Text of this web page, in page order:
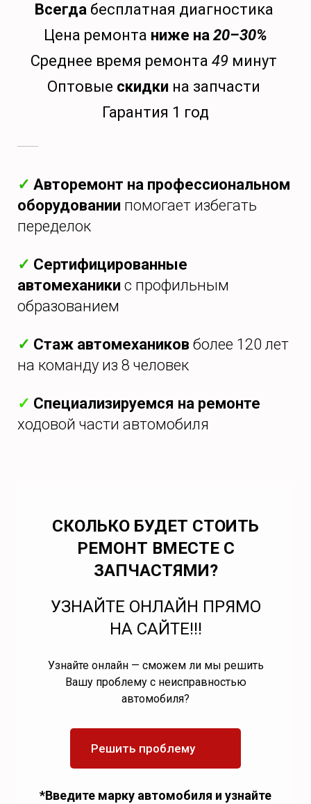
Всегдабесплатная диагностика
Цена ремонта ниже на 20–30%
Среднее время ремонта 49 минут
Оптовые скидки на запчасти
Гарантия 1 год
✓ Авторемонт на профессиональном
оборудовании помогает избегать
переделок
✓ Сертифицированные
автомеханики с профильным
образованием
✓ Стаж автомехаников более 120 лет
на команду из 8 человек
✓ Специализируемся на ремонте
ходовой части автомобиля
СКОЛЬКО БУДЕТ СТОИТЬ
РЕМОНТ ВМЕСТЕ С
ЗАПЧАСТЯМИ?
УЗНАЙТЕ ОНЛАЙН ПРЯМО
НА САЙТЕ!!!
Узнайте онлайн — сможем ли мы решить
Вашу проблему с неисправностью
автомобиля?
Решить проблему
*Введите марку автомобиля и узнайте